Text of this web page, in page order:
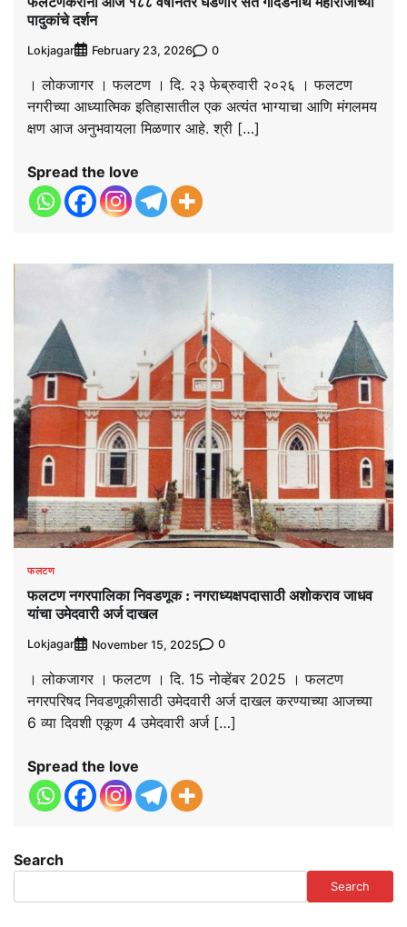
पादुकांचे दर्शन
Lokjagar February 23, 2026 0
। लोकजागर । फलटण । दि. २३ फेब्रुवारी २०२६ । फलटण
नगरीच्या आध्यात्मिक इतिहासातील एक अत्यंत भाग्याचा आणि मंगलमय
क्षण आज अनुभवायला मिळणार आहे. श्री […]
Spread the love
फलटण
फलटण नगरपालिका निवडणूक : नगराध्यक्षपदासाठी अशोकराव जाधव
यांचा उमेदवारी अर्ज दाखल
Lokjagar November 15, 2025 0
। लोकजागर । फलटण । दि. 15 नोव्हेंबर 2025 । फलटण
नगरपरिषद निवडणूकीसाठी उमेदवारी अर्ज दाखल करण्याच्या आजच्या
6 व्या दिवशी एकूण 4 उमेदवारी अर्ज […]
Spread the love
Search
Search